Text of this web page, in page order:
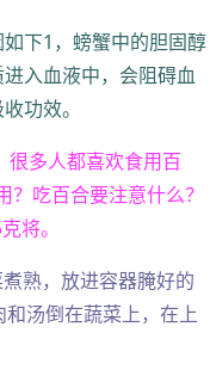
下1，螃蟹中的胆固醇
入血液中，会阻碍血
功效。
很多人都喜欢食用百
吃百合要注意什么？
将。
熟，放进容器腌好的
汤倒在蔬菜上，在上